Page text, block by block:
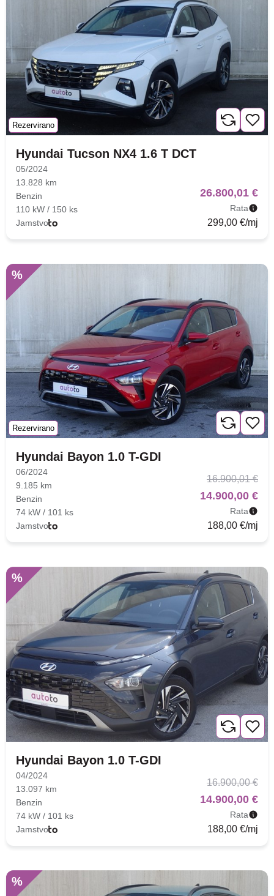
Rezervirano
Hyundai Tucson NX4 1.6 T DCT
05/2024
13.828 km
Benzin
110 kW / 150 ks
Jamstvo
26.800,01 €
Rata
299,00 €/mj
%
Rezervirano
Hyundai Bayon 1.0 T-GDI
06/2024
9.185 km
Benzin
74 kW / 101 ks
Jamstvo
16.900,01 €
14.900,00 €
Rata
188,00 €/mj
%
Hyundai Bayon 1.0 T-GDI
04/2024
13.097 km
Benzin
74 kW / 101 ks
Jamstvo
16.900,00 €
14.900,00 €
Rata
188,00 €/mj
%
avenija 102, Resnik